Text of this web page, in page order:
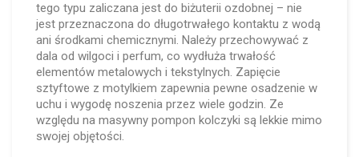
tego typu zaliczana jest do biżuterii ozdobnej – nie
jest przeznaczona do długotrwałego kontaktu z wodą
ani środkami chemicznymi. Należy przechowywać z
dala od wilgoci i perfum, co wydłuża trwałość
elementów metalowych i tekstylnych. Zapięcie
sztyftowe z motylkiem zapewnia pewne osadzenie w
uchu i wygodę noszenia przez wiele godzin. Ze
względu na masywny pompon kolczyki są lekkie mimo
swojej objętości.